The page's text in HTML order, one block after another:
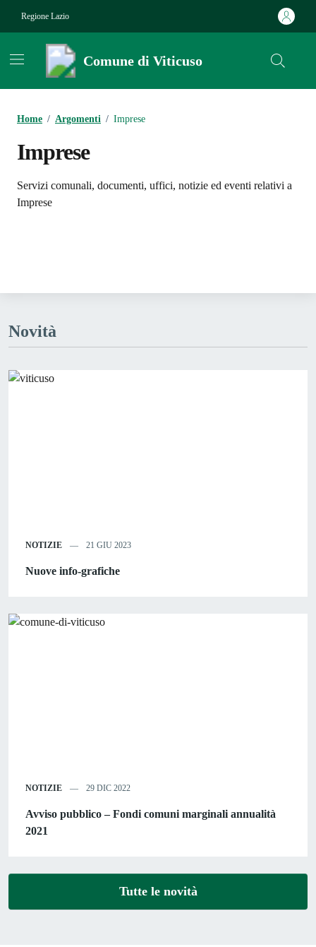
Regione Lazio
Comune di Viticuso
Home / Argomenti / Imprese
Imprese
Dettagli dell'argomento
Servizi comunali, documenti, uffici, notizie ed eventi relativi a
Imprese
Novità
NOTIZIE 21 GIU 2023
Nuove info-grafiche
NOTIZIE 29 DIC 2022
Avviso pubblico – Fondi comuni marginali annualità
2021
Tutte le novità